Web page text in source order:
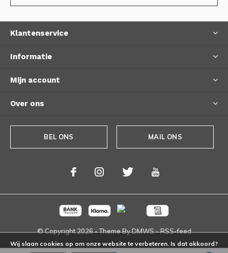
Klantenservice
Informatie
Mijn account
Over ons
BEL ONS MAIL ONS
© Copyright2026- Theme ByDMWS-RSS-feed
Wij slaan cookies op om onze website te verbeteren. Is dat akkoord?